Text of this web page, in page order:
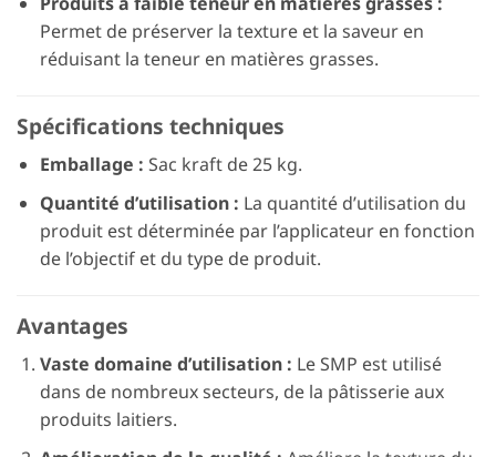
Permet de préserver la texture et la saveur en
réduisant la teneur en matières grasses.
Spécifications techniques
Emballage : Sac kraft de 25 kg.
Quantité d’utilisation : La quantité d’utilisation du
produit est déterminée par l’applicateur en fonction
de l’objectif et du type de produit.
Avantages
Vaste domaine d’utilisation : Le SMP est utilisé
dans de nombreux secteurs, de la pâtisserie aux
produits laitiers.